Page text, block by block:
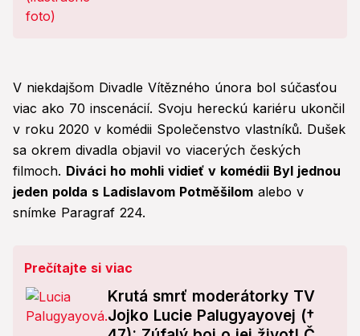
V niekdajšom Divadle Vítězného února bol súčasťou
viac ako 70 inscenácií. Svoju hereckú kariéru ukončil
v roku 2020 v komédii Společenstvo vlastníků. Dušek
sa okrem divadla objavil vo viacerých českých
filmoch. Diváci ho mohli vidieť v komédii Byl jednou
jeden polda s Ladislavom Potměšilom alebo v
snímke Paragraf 224.
Prečítajte si viac
Krutá smrť moderátorky TV
Jojko Lucie Palugyayovej (†